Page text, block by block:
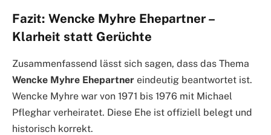
Fazit: Wencke Myhre Ehepartner –
Klarheit statt Gerüchte
Zusammenfassend lässt sich sagen, dass das Thema
Wencke Myhre Ehepartner eindeutig beantwortet ist.
Wencke Myhre war von 1971 bis 1976 mit Michael
Pfleghar verheiratet. Diese Ehe ist offiziell belegt und
historisch korrekt.